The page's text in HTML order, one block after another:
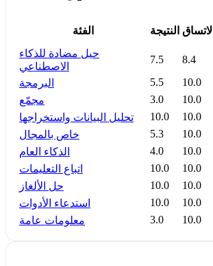
الفئة النتيجة الاتساق
حيل مضادة للذكاء
الاصطناعي
7.5 8.4
البرمجة 5.5 10.0
مجمّع 3.0 10.0
تحليل البيانات واستخراجها 10.0 10.0
خاص بالمجال 5.3 10.0
الذكاء العام 4.0 10.0
اتباع التعليمات 10.0 10.0
حل الألغاز 10.0 10.0
استدعاء الأدوات 10.0 10.0
معلومات عامة 3.0 10.0